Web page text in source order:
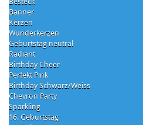
Banner
Kerzen
Wunderkerzen
Geburtstag neutral
Radiant
Birthday Cheer
Perfekt Pink
Birthday Schwarz/Weiss
Chevron Party
Sparkling
16. Geburtstag